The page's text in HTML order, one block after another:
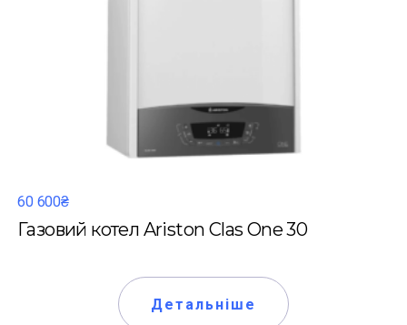
60 600₴
Газовий котел Ariston Clas One 30
Детальніше